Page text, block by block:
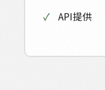
✓ API提供